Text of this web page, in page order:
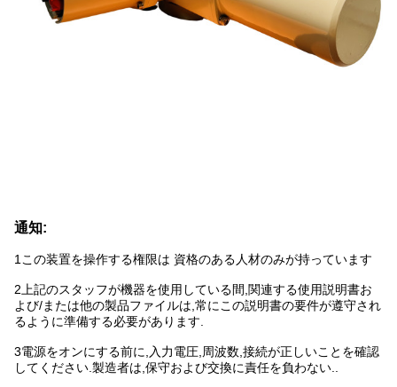
通知:
1この装置を操作する権限は 資格のある人材のみが持っています
2上記のスタッフが機器を使用している間,関連する使用説明書お
よび/または他の製品ファイルは,常にこの説明書の要件が遵守され
るように準備する必要があります.
3電源をオンにする前に,入力電圧,周波数,接続が正しいことを確認
してください.製造者は,保守および交換に責任を負わない..